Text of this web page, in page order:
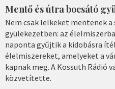
Mentő és útra bocsátó
Nem csak lelkeket mentenek
gyülekezetben: az
naponta gyűjtik a kidobásra
élelmiszereket, amelyeket a
kapnak meg. A Kossuth Rádió
közvetítette.